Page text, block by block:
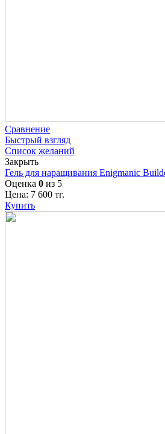
Сравнение
Быстрый взгляд
Список желаний
Закрыть
Гель для наращивания Enigmanic
Оценка 0 из 5
Цена: 7 600 тг.
Купить